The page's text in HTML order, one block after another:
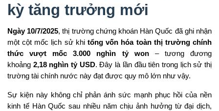
kỳ tăng trưởng mới
Ngày 10/7/2025, thị trường chứng khoán Hàn Quốc đã ghi nhận
một cột mốc lịch sử khi tổng vốn hóa toàn thị trường chính
thức vượt mốc 3.000 nghìn tỷ won– tương đương
khoảng 2,18 nghìn tỷ USD. Đây là lần đầu tiên trong lịch sử thị
trường tài chính nước này đạt được quy mô lớn như vậy.
Sự kiện này không chỉ phản ánh sức mạnh phục hồi của nền
kinh tế Hàn Quốc sau nhiều năm chịu ảnh hưởng từ đại dịch,